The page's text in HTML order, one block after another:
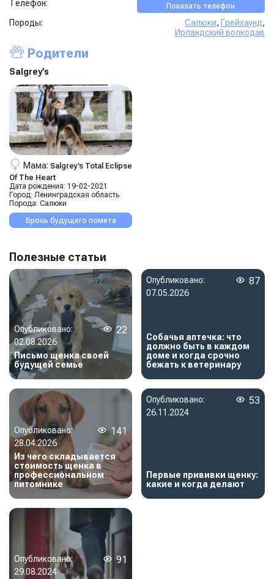
Телефон: Показать телефон
Породы: Салюки, Грейхаунд,
Ирландский волкодав
Родители
Salgrey’s
Мама: Salgrey’s Total Eclipse
Of The Heart
Дата рождения: 19-02-2021
Город: Ленинградская область
Порода: Салюки
Бронь будущего помета
Полезные статьи
Опубликовано:
02.08.2026
22
Письмо щенка своей
будущей семье
Опубликовано:
07.05.2026
87
Собачья аптечка: что
должно быть в каждом
доме и когда срочно
бежать к ветеринару
Опубликовано:
28.04.2026
141
Из чего складывается
стоимость щенка в
профессиональном
питомнике
Опубликовано:
26.11.2024
53
Первые прививки щенку:
какие и когда делают
Опубликовано:
29.08.2024
91